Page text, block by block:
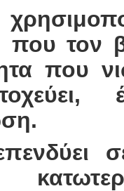
που τον
που